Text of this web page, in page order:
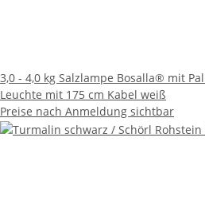
3,0 - 4,0 kg Salzlampe Bosalla® mit
Leuchte mit 175 cm Kabel weiß
Preise nach Anmeldung sichtbar